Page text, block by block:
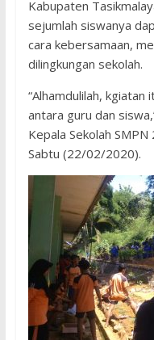
Kabupaten
sejumlah siswanya
cara kebersamaan,
dilingkungan sekolah.
“Alhamdulilah, kgiatan
antara guru dan
Kepala Sekolah
Sabtu (22/02/2020).